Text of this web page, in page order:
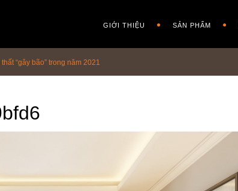
GIỚI THIỆU SẢN PHẨM
“gây bão” trong năm 2021